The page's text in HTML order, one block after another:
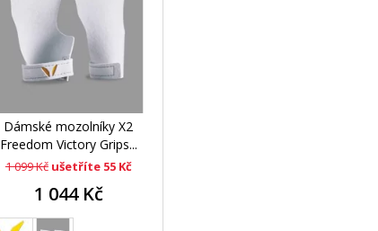
Dámské mozolníky X2
Freedom Victory Grips...
1 099 Kč ušetříte 55 Kč
1 044 Kč